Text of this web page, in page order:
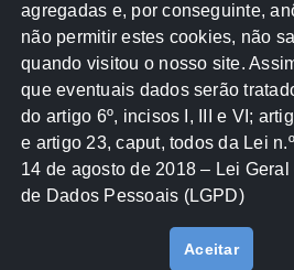
REDE NOS ESTADOS
Mato Grosso do Sul
Paraná
Nacional
Institucional
Notícias
agregadas e, por conseguinte,
não permitir estes cookies, não
quando visitou o nosso site.
que eventuais dados serão
do artigo 6º, incisos I, III e VI;
e artigo 23, caput, todos da Lei
14 de agosto de 2018 – Lei
de Dados Pessoais (LGPD)
Aceitar